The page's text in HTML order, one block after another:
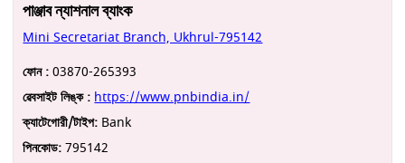
পাঞ্জাব ন্যাশনাল ব্যাংক
Mini Secretariat Branch, Ukhrul-795142
ফোন :03870-265393
ৱেবসাইট লিঙ্ক : https://www.pnbindia.in/
ক্যাটেগোরী/টাইপ: Bank
পিনকোড:795142